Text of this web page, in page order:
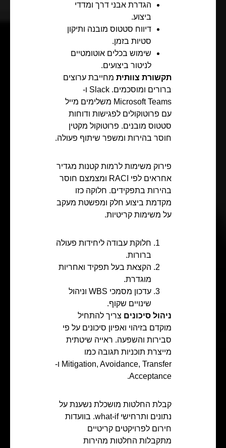
הגדרת אבני דרך ומדדי
ביצוע.
דיווח סטטוס מובנה ותיקון
סטיות בזמן.
שימוש בכלים אוטומטיים
לניטור ביצועים.
תקשורת צוותית מחייבת ערוצים
ברורים ומוסכמים. Slack ו-
Microsoft Teams משלימים מייל
עם פרוטוקולים לפגישות ודוחות
סטטוס מובנים. פרוטוקול מקטין
חוסר בהירות ומשפר שיתוף פעולה.
פירוק משימות לרמות קטנות מגדיר
אחראים לפי RACI ומצמצם חוסר
בהירות בתפקידים. חלוקה כזו
מקדמת ביצוע חלק ומפשטת מעקב
על משימות קריטיות.
חלוקת עבודה ליחידות פעולה
ברורות.
הקצאת בעל תפקיד ואחריות
מוגדרת.
עדכון מסמכי WBS וניהול
שינויים שקוף.
ניהול סיכונים צריך להתחיל
מוקדם בזיהוי ואפיון סיכונים על פי
סבירות והשפעה. ראייה שיטתית
מייצרת תוכניות תגובה כמו
Mitigation, Avoidance, Transfer ו-
Acceptance.
קבלת החלטות מושכלת נשענת על
נתונים ותרחישי what-if. בוועדות
חירום לפרויקטים קריטיים
מתקבלות החלטות מהירות